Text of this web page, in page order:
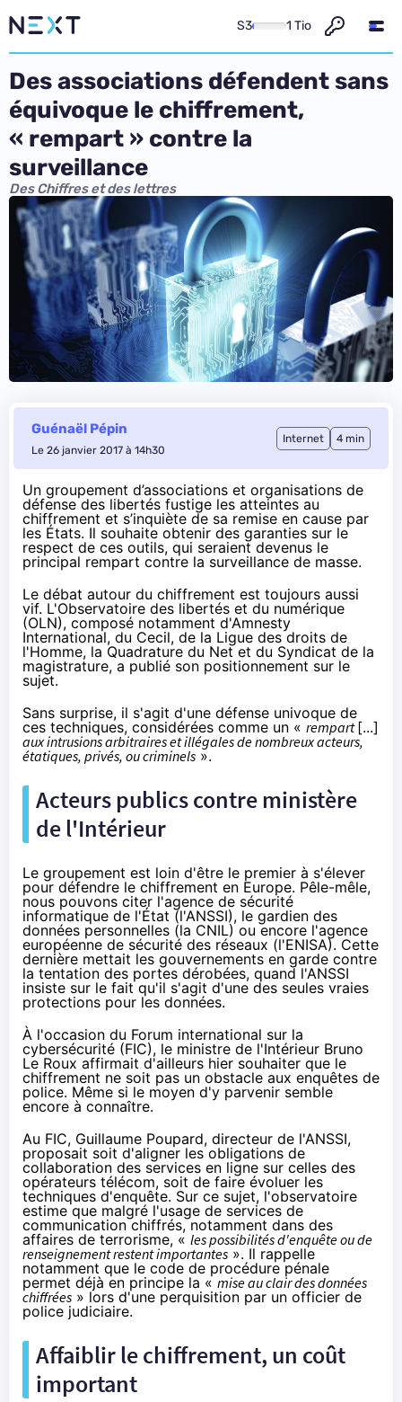
S3 1 Tio
Des associations défendent sans
équivoque le chiffrement,
« rempart » contre la
surveillance
Des Chiffres et des lettres
Guénaël Pépin
Le 26 janvier 2017 à 14h30
Internet 4 min
Un groupement d’associations et organisations de
défense des libertés fustige les atteintes au
chiffrement et s’inquiète de sa remise en cause par
les États. Il souhaite obtenir des garanties sur le
respect de ces outils, qui seraient devenus le
principal rempart contre la surveillance de masse.
Le débat autour du chiffrement est toujours aussi
vif. L'Observatoire des libertés et du numérique
(OLN), composé notamment d'Amnesty
International, du Cecil, de la Ligue des droits de
l'Homme, la Quadrature du Net et du Syndicat de la
magistrature, a publié son positionnement sur le
sujet.
Sans surprise, il s'agit d'une défense univoque de
ces techniques, considérées comme un « rempart[...]
aux intrusions arbitraires et illégales de nombreux acteurs,
étatiques, privés, ou criminels ».
Acteurs publics contre ministère
de l'Intérieur
Le groupement est loin d'être le premier à s'élever
pour défendre le chiffrement en Europe. Pêle-mêle,
nous pouvons citer l'agence de sécurité
informatique de l'État (l'ANSSI), le gardien des
données personnelles (la CNIL) ou encore l'agence
européenne de sécurité des réseaux (l'ENISA). Cette
dernière mettait les gouvernements en garde contre
la tentation des portes dérobées, quand l'ANSSI
insiste sur le fait qu'il s'agit d'une des seules vraies
protections pour les données.
À l'occasion du Forum international sur la
cybersécurité (FIC), le ministre de l'Intérieur Bruno
Le Roux affirmait d'ailleurs hier souhaiter que le
chiffrement ne soit pas un obstacle aux enquêtes de
police. Même si le moyen d'y parvenir semble
encore à connaître.
Au FIC, Guillaume Poupard, directeur de l'ANSSI,
proposait soit d'aligner les obligations de
collaboration des services en ligne sur celles des
opérateurs télécom, soit de faire évoluer les
techniques d'enquête. Sur ce sujet, l'observatoire
estime que malgré l'usage de services de
communication chiffrés, notamment dans des
affaires de terrorisme, « les possibilités d'enquête ou de
renseignement restent importantes ». Il rappelle
notamment que le code de procédure pénale
permet déjà en principe la « mise au clair des données
chiffrées » lors d'une perquisition par un officier de
police judiciaire.
Affaiblir lechiffrement, un coût
important